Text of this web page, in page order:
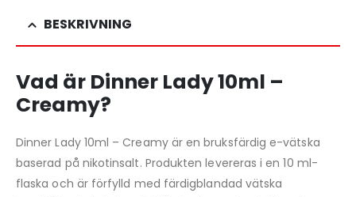
BESKRIVNING
Vad är Dinner Lady 10ml –
Creamy?
Dinner Lady 10ml – Creamy är en bruksfärdig e-vätska
baserad på nikotinsalt. Produkten levereras i en 10 ml-
flaska och är förfylld med färdigblandad vätska